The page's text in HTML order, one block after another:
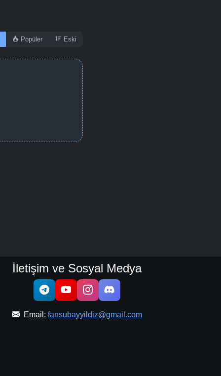
Popüler Eski
İletişim ve Sosyal Medya
Email: fansubayyildiz@gmail.com